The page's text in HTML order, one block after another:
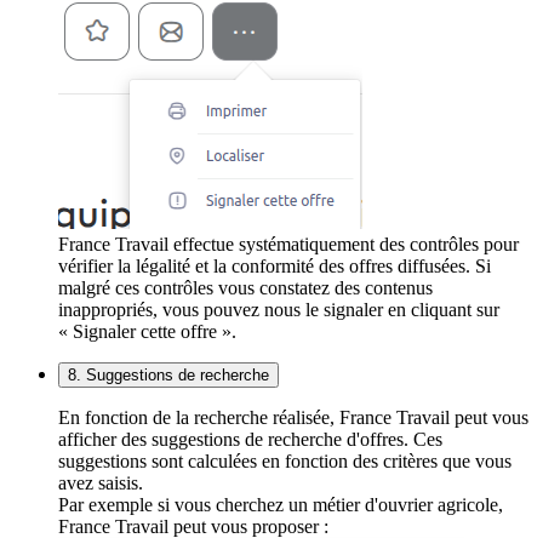
France Travail effectue systématiquement des contrôles pour
vérifier la légalité et la conformité des offres diffusées. Si
malgré ces contrôles vous constatez des contenus
inappropriés, vous pouvez nous le signaler en cliquant sur
« Signaler cette offre ».
8. Suggestions de recherche
En fonction de la recherche réalisée, France Travail peut vous
afficher des suggestions de recherche d'offres. Ces
suggestions sont calculées en fonction des critères que vous
avez saisis.
Par exemple si vous cherchez un métier d'ouvrier agricole,
France Travail peut vous proposer :